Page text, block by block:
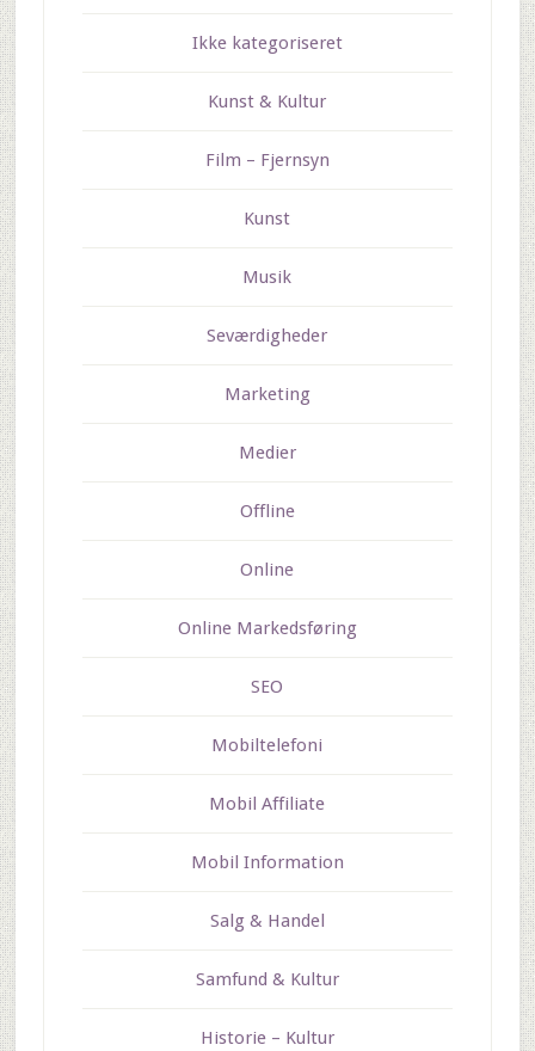
Ikke kategoriseret
Kunst & Kultur
Film – Fjernsyn
Kunst
Musik
Seværdigheder
Marketing
Medier
Offline
Online
Online Markedsføring
SEO
Mobiltelefoni
Mobil Affiliate
Mobil Information
Salg & Handel
Samfund & Kultur
Historie – Kultur